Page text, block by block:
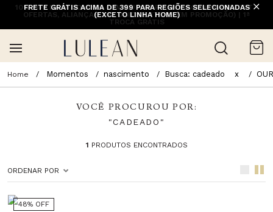
10% OFF NA 1ª COMPRA COM CUPOM PRIMEIRACOMPRA (EXCETO
OFERTAS, ALIANÇAS, RELÓGIOS E ITENS EM PROMOÇÃO) | 1ª
TROCA GRÁTIS
FRETE GRÁTIS ACIMA DE 399 PARA REGIÕES SELECIONADAS
(EXCETO LINHA HOME)
Momentos nascimento Busca: cadeado x
VOCÊ PROCUROU POR:
"CADEADO"
1 PRODUTOS ENCONTRADOS
ORDENAR POR
48% OFF